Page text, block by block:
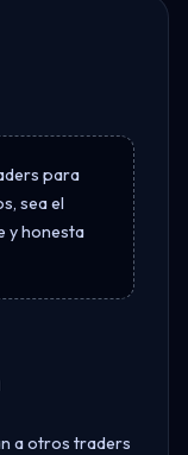
para
sea el
y honesta
a otros traders